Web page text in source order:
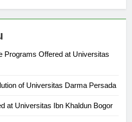
Programs Offered at Universitas